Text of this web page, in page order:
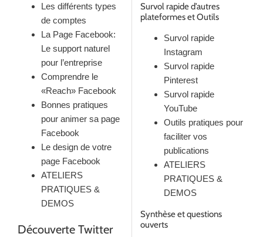
Les différents types
de comptes
La Page Facebook:
Le support naturel
pour l’entreprise
Comprendre le
«Reach» Facebook
Bonnes pratiques
pour animer sa page
Facebook
Le design de votre
page Facebook
ATELIERS
PRATIQUES &
DEMOS
Découverte Twitter
Survol rapide d’autres
plateformes et Outils
Survol rapide
Instagram
Survol rapide
Pinterest
Survol rapide
YouTube
Outils pratiques pour
faciliter vos
publications
ATELIERS
PRATIQUES &
DEMOS
Synthèse et questions
ouverts